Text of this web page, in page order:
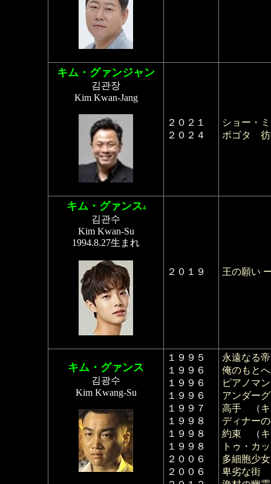
キム・グァンジャン
김관장
Kim Kwan-Jang
２０２１
２０２４
ショー・
ボゴタ 彷
キム・グァンス4
김관수
Kim Kwan-Su
1994.8.27生まれ
２０１９ 王の願い
キム・グァンス
김광수
Kim Kwang-Su
１９９５
１９９６
１９９６
１９９６
１９９７
１９９８
１９９８
１９９８
２００６
２００６
永遠なる
俺のもと
ピアノマン
アンダー
高手（
ディナー
約束 （
トゥ・カ
多細胞少女
卑劣な街